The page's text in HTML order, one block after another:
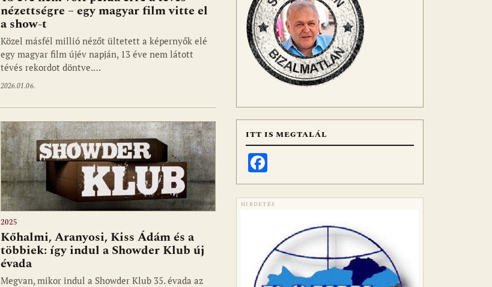
nézettségre – egy magyar film vitte el
a show-t
Közel másfél millió nézőt ültetett a képernyők elé
egy magyar film újév napján, 13 éve nem látott
tévés rekordot döntve.…
2026.01.06.
2025
Kőhalmi, Aranyosi, Kiss Ádám és a
többiek: így indul a Showder Klub új
évada
Megvan, mikor indul a Showder Klub 35. évada az
ITT IS MEGTALÁL
HIRDETÉS